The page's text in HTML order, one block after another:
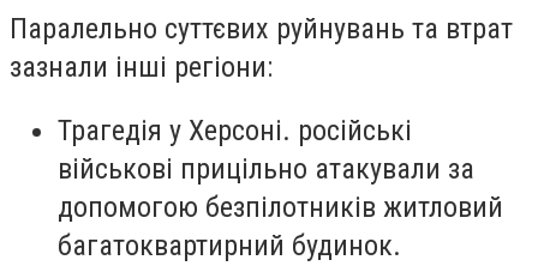
Паралельно суттєвих руйнувань та втрат
зазнали інші регіони:
Трагедія у Херсоні. російські
військові прицільно атакували за
допомогою безпілотників житловий
багатоквартирний будинок.